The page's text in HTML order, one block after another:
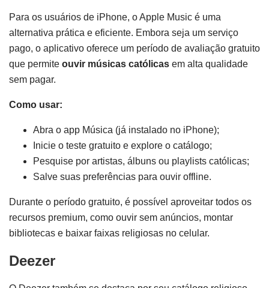
Para os usuários de iPhone, o Apple Music é uma
alternativa prática e eficiente. Embora seja um serviço
pago, o aplicativo oferece um período de avaliação gratuito
que permite ouvir músicas católicas em alta qualidade
sem pagar.
Como usar:
Abra o app Música (já instalado no iPhone);
Inicie o teste gratuito e explore o catálogo;
Pesquise por artistas, álbuns ou playlists católicas;
Salve suas preferências para ouvir offline.
Durante o período gratuito, é possível aproveitar todos os
recursos premium, como ouvir sem anúncios, montar
bibliotecas e baixar faixas religiosas no celular.
Deezer